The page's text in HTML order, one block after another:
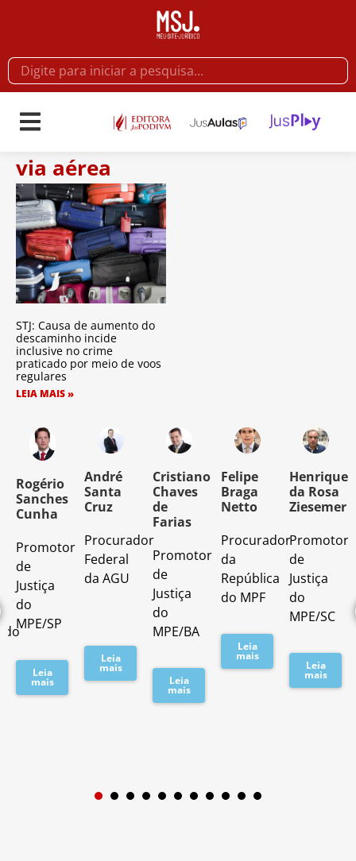
via aérea
STJ: Causa de aumento do
descaminho incide
inclusive no crime
praticado por meio de voos
regulares
LEIA MAIS »
Rogério
Sanches
Cunha
Promotor
de
Justiça
do
MPE/SP
Leia
mais
André
Santa
Cruz
Procurador
Federal
da AGU
Leia
mais
Cristiano
Chaves
de
Farias
Promotor
de
Justiça
do
MPE/BA
Leia
mais
Felipe
Braga
Netto
Procurador
da
República
do MPF
Leia
mais
Henrique
da Rosa
Ziesemer
Promotor
de
Justiça
do
MPE/SC
Leia
mais
1 2 3